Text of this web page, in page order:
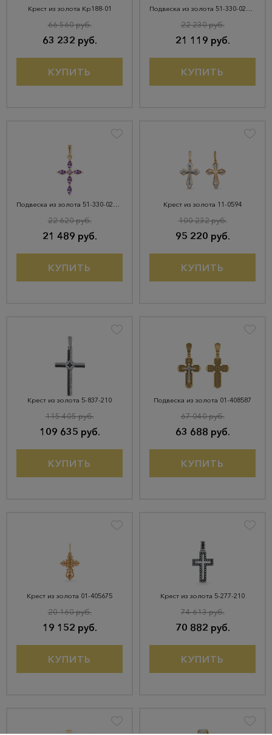
Крест из золота Кр188-01
63 232 руб.
66 560 руб.
КУПИТЬ
Подвеска из золота 51-330-02045-6
21 119 руб.
22 230 руб.
КУПИТЬ
Подвеска из золота 51-330-02045-4
21 489 руб.
22 620 руб.
КУПИТЬ
Крест из золота 11-0594
95 220 руб.
100 232 руб.
КУПИТЬ
Крест из золота 5-837-210
109 635 руб.
115 405 руб.
КУПИТЬ
Подвеска из золота 01-408587
63 688 руб.
67 040 руб.
КУПИТЬ
Крест из золота 01-405675
19 152 руб.
20 160 руб.
КУПИТЬ
Крест из золота 5-277-210
70 882 руб.
74 613 руб.
КУПИТЬ